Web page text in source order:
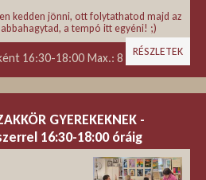
kedden jönni, ott folytathatod majd az
a tempó itt egyéni! ;)
RÉSZLETEK
16:30-18:00 Max.: 8 fő!
GYEREKEKNEK -
16:30-18:00 óráig